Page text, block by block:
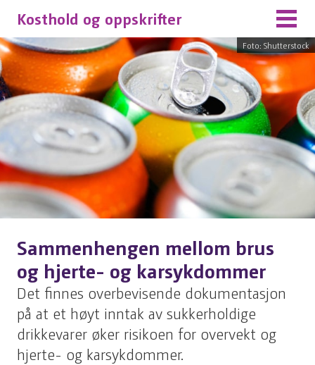
Kosthold og oppskrifter
Foto: Shutterstock
Sammenhengen mellom brus
og hjerte- og karsykdommer
Det finnes overbevisende dokumentasjon
på at et høyt inntak av sukkerholdige
drikkevarer øker risikoen for overvekt og
hjerte- og karsykdommer.